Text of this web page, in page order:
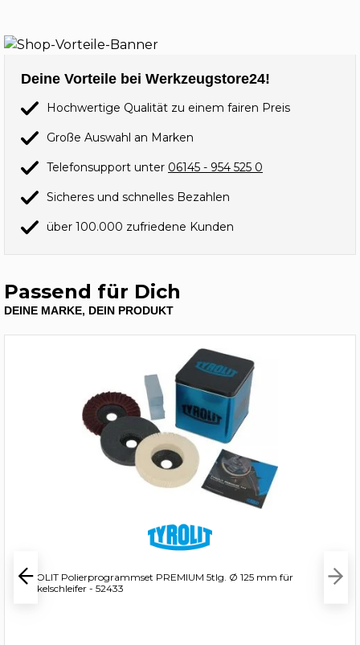
Deine Vorteile bei Werkzeugstore24!
Hochwertige Qualität zu einem fairen Preis
Große Auswahl an Marken
Telefonsupport unter 06145 - 954 525 0
Sicheres und schnelles Bezahlen
über 100.000 zufriedene Kunden
Passend für Dich
DEINE MARKE, DEIN PRODUKT
TYROLIT Polierprogrammset PREMIUM 5tlg. Ø 125 mm für
Winkelschleifer - 52433